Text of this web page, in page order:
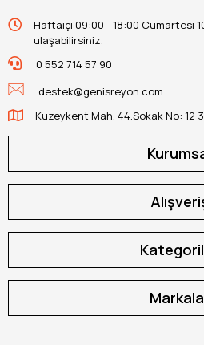
Haftaiçi 09:00 - 18:00 Cumartesi
ulaşabilirsiniz.
0 552 714 57 90
destek@genisreyon.com
Kuzeykent Mah. 44.Sokak No: 12